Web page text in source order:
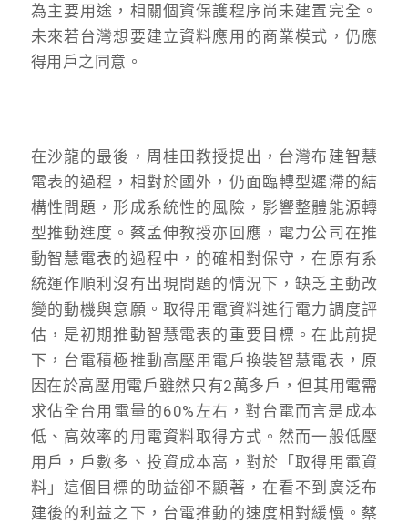
為主要用途，相關個資保護程序尚未建置完全。
未來若台灣想要建立資料應用的商業模式，仍應
得用戶之同意。
在沙龍的最後，周桂田教授提出，台灣布建智慧
電表的過程，相對於國外，仍面臨轉型遲滯的結
構性問題，形成系統性的風險，影響整體能源轉
型推動進度。蔡孟伸教授亦回應，電力公司在推
動智慧電表的過程中，的確相對保守，在原有系
統運作順利沒有出現問題的情況下，缺乏主動改
變的動機與意願。取得用電資料進行電力調度評
估，是初期推動智慧電表的重要目標。在此前提
下，台電積極推動高壓用電戶換裝智慧電表，原
因在於高壓用電戶雖然只有2萬多戶，但其用電需
求佔全台用電量的60%左右，對台電而言是成本
低、高效率的用電資料取得方式。然而一般低壓
用戶，戶數多、投資成本高，對於「取得用電資
料」這個目標的助益卻不顯著，在看不到廣泛布
建後的利益之下，台電推動的速度相對緩慢。蔡